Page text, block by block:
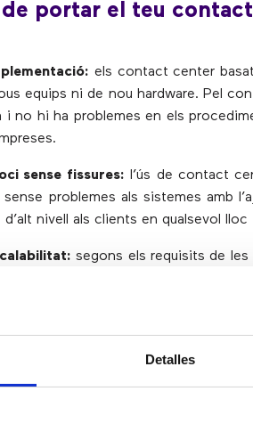
Detalles
portar el teu
els contact center
equips ni de nou hardware. Pel
i no hi ha problemes en els
sense fissures: l’ús de contact
problemes als sistemes amb
nivell als clients en qualsevol
segons els requisits de
360:els call center en el núvol
poden respondre a les
a Internet, 24/7.
rendiment: